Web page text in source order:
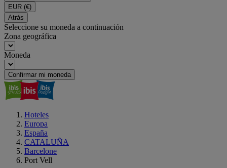
EUR (€)
Atrás
Seleccione su moneda a continuación
Zona geográfica
Moneda
Confirmar mi moneda
Hoteles
Europa
España
CATALUÑA
Barcelone
Port Vell